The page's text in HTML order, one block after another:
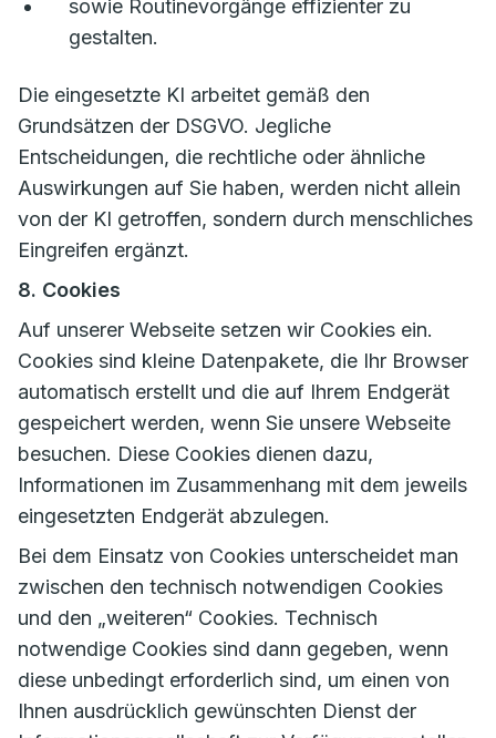
sowie Routinevorgänge effizienter zu
gestalten.
Die eingesetzte KI arbeitet gemäß den
Grundsätzen der DSGVO. Jegliche
Entscheidungen, die rechtliche oder ähnliche
Auswirkungen auf Sie haben, werden nicht allein
von der KI getroffen, sondern durch menschliches
Eingreifen ergänzt.
8. Cookies
Auf unserer Webseite setzen wir Cookies ein.
Cookies sind kleine Datenpakete, die Ihr Browser
automatisch erstellt und die auf Ihrem Endgerät
gespeichert werden, wenn Sie unsere Webseite
besuchen. Diese Cookies dienen dazu,
Informationen im Zusammenhang mit dem jeweils
eingesetzten Endgerät abzulegen.
Bei dem Einsatz von Cookies unterscheidet man
zwischen den technisch notwendigen Cookies
und den „weiteren“ Cookies. Technisch
notwendige Cookies sind dann gegeben, wenn
diese unbedingt erforderlich sind, um einen von
Ihnen ausdrücklich gewünschten Dienst der